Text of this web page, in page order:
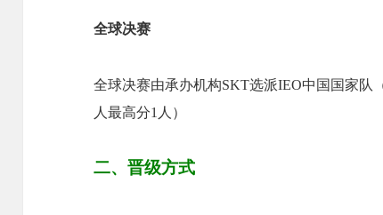
全球决赛
全球决赛由承办机构SKT选派IEO中国国家队
人最高分1人）
二、晋级方式